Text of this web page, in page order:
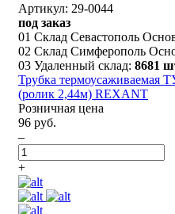
Артикул: 29-0044
под заказ
01 Склад Севастополь
02 Склад Симферополь
03 Удаленный склад: 8681
Трубка термоусаживаемая
(ролик 2,44м) REXANT
Розничная цена
96 руб.
–
+